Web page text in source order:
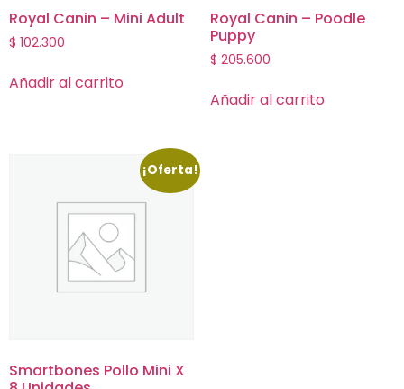
Royal Canin – Mini Adult
$ 102.300
Añadir al carrito
Royal Canin – Poodle
Puppy
$ 205.600
Añadir al carrito
¡Oferta!
Smartbones Pollo Mini X